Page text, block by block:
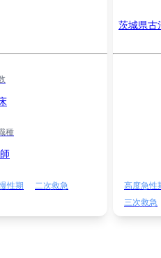
種
性期
二次救急
茨城県古
高度急性
三次救急